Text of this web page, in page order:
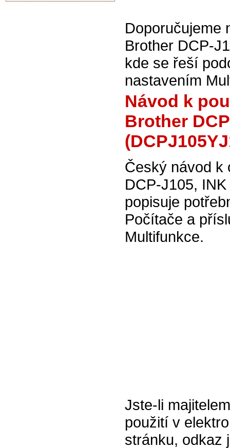
Doporučujeme
Brother DCP-
kde se řeší
nastavením
Návod k
Brother
Český návod k
DCP-J105,
popisuje
Počítače a
Multifunkce.
Jste-li
použití v
stránku, odkaz